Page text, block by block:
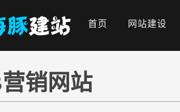
首页 网站建设
销网站